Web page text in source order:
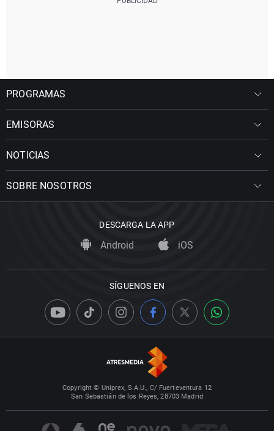
PROGRAMAS
EMISORAS
NOTICIAS
SOBRE NOSOTROS
DESCARGA LA APP
Android iOS
SÍGUENOS EN
Copyright © Uniprex, S.A.U., C/ Fuerteventura 12
San Sebastián de los Reyes, 28703 Madrid